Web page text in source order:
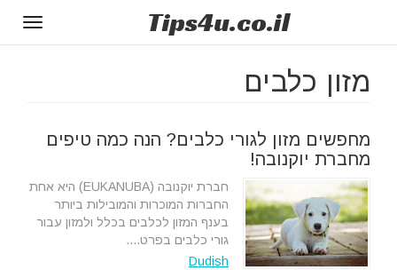
Tips4u.co.il
מזון כלבים
מחפשים מזון לגורי כלבים? הנה כמה טיפים
מחברת יוקנובה!
חברת יוקנובה (EUKANUBA) היא אחת
החברות המוכרות והמובילות ביותר
בענף המזון לכלבים בכלל ולמזון עבור
גורי כלבים בפרט....
Dudish